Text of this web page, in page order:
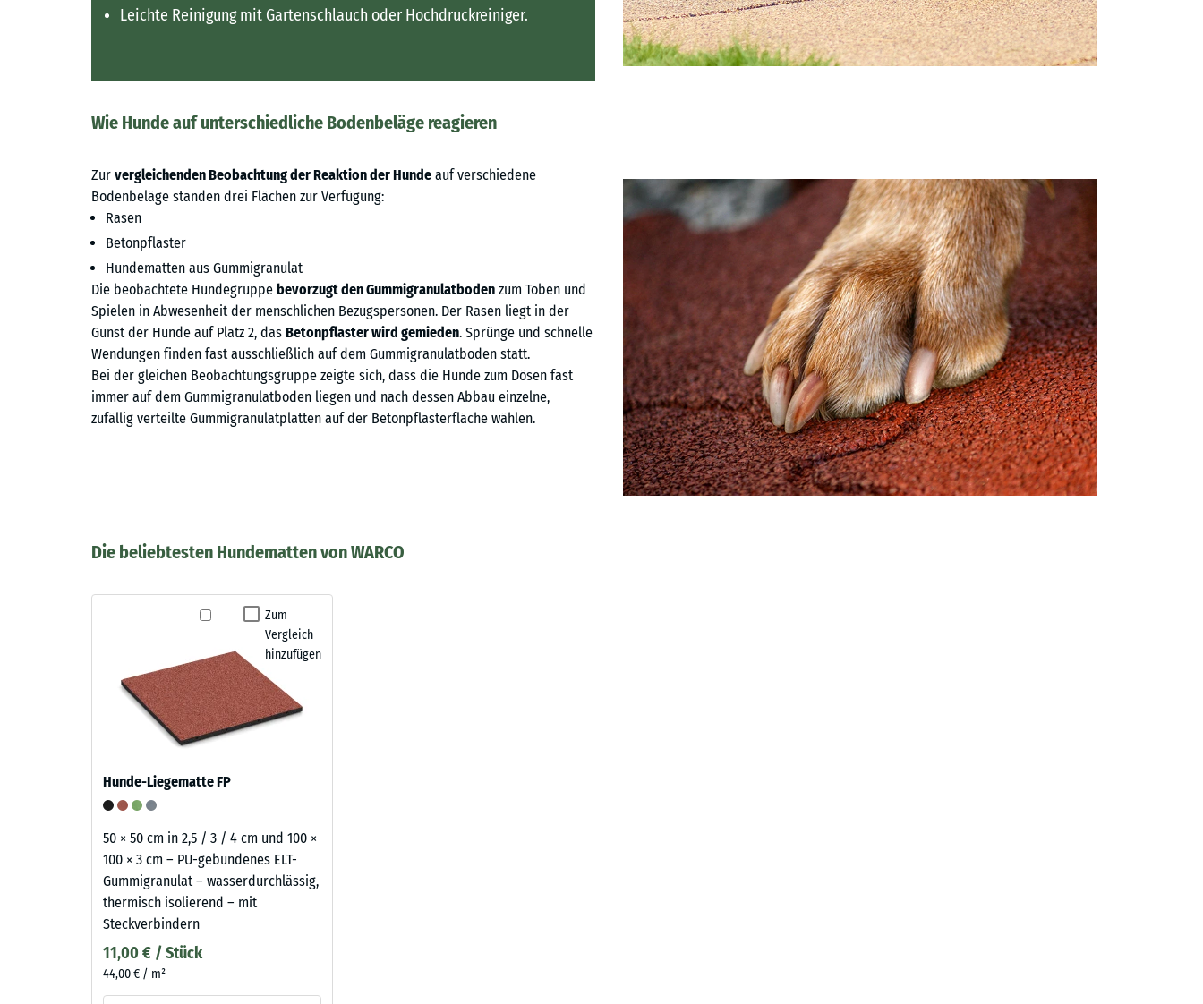
Leichte Reinigung mit Gartenschlauch oder Hochdruckreiniger.
Wie Hunde auf unterschiedliche Bodenbeläge reagieren
Zur vergleichenden Beobachtung der Reaktion der Hunde auf verschiedene
Bodenbeläge standen drei Flächen zur Verfügung:
Rasen
Betonpflaster
Hundematten aus Gummigranulat
Die beobachtete Hundegruppe bevorzugt den Gummigranulatboden zum Toben und
Spielen in Abwesenheit der menschlichen Bezugspersonen. Der Rasen liegt in der
Gunst der Hunde auf Platz 2, das Betonpflaster wird gemieden. Sprünge und schnelle
Wendungen finden fast ausschließlich auf dem Gummigranulatboden statt.
Bei der gleichen Beobachtungsgruppe zeigte sich, dass die Hunde zum Dösen fast
immer auf dem Gummigranulatboden liegen und nach dessen Abbau einzelne,
zufällig verteilte Gummigranulatplatten auf der Betonpflasterfläche wählen.
Die beliebtesten Hundematten von WARCO
Zum
Vergleich
hinzufügen
Hunde-Liegematte FP
50 × 50 cm in 2,5 / 3 / 4 cm und 100 ×
100 × 3 cm – PU-gebundenes ELT-
Gummigranulat – wasserdurchlässig,
thermisch isolierend – mit
Steckverbindern
11,00 € / Stück
44,00 € / m²